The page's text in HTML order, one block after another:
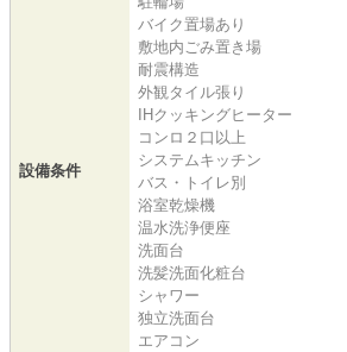
設備条件
バイク置場あり
敷地内ごみ置き場
耐震構造
外観タイル張り
IHクッキングヒーター
コンロ２口以上
システムキッチン
バス・トイレ別
浴室乾燥機
温水洗浄便座
洗面台
洗髪洗面化粧台
シャワー
独立洗面台
エアコン